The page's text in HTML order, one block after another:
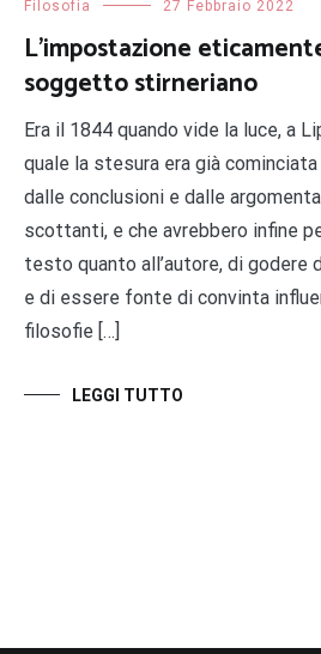
Filosofia 27 Febbraio 2022
L’impostazione
soggetto stirneriano
Era il 1844 quando vide la luce, a
quale la stesura era già
dalle conclusioni e dalle
scottanti, e che avrebbero infine
testo quanto all’autore, di godere
e di essere fonte di convinta
filosofie […]
LEGGI TUTTO